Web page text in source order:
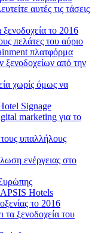
αυτές τις τάσεις
το 2016
πελάτες του αύριο
πλατφόρμα
ξενοδοχείων από την
χωρίς όμως να
Signage
marketing για το
υπαλλήλους
ενέργειας στο
Hotels
το 2016
τα ξενοδοχεία του